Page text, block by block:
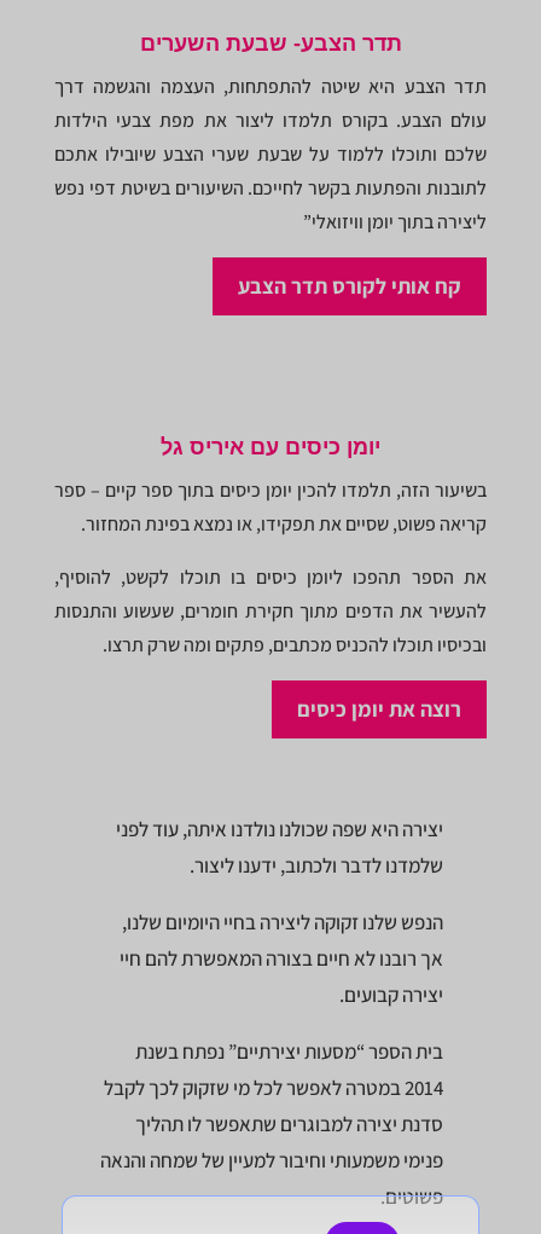
תדר הצבע- שבעת השערים
תדר הצבע היא שיטה להתפתחות, העצמה והגשמה דרך
עולם הצבע. בקורס תלמדו ליצור את מפת צבעי הילדות
שלכם ותוכלו ללמוד על שבעת שערי הצבע שיובילו אתכם
לתובנות והפתעות בקשר לחייכם. השיעורים בשיטת דפי נפש
ליצירה בתוך יומן וויזואלי”
קח אותי לקורס תדר הצבע
יומן כיסים עם איריס גל
בשיעור הזה, תלמדו להכין יומן כיסים בתוך ספר קיים – ספר
קריאה פשוט, שסיים את תפקידו, או נמצא בפינת המחזור.
את הספר תהפכו ליומן כיסים בו תוכלו לקשט, להוסיף,
להעשיר את הדפים מתוך חקירת חומרים, שעשוע והתנסות
ובכיסיו תוכלו להכניס מכתבים, פתקים ומה שרק תרצו.
רוצה את יומן כיסים
יצירה היא שפה שכולנו נולדנו איתה, עוד לפני
שלמדנו לדבר ולכתוב, ידענו ליצור.
הנפש שלנו זקוקה ליצירה בחיי היומיום שלנו,
אך רובנו לא חיים בצורה המאפשרת להם חיי
יצירה קבועים.
בית הספר “מסעות יצירתיים” נפתח בשנת
2014 במטרה לאפשר לכל מי שזקוק לכך לקבל
סדנת יצירה למבוגרים שתאפשר לו תהליך
פנימי משמעותי וחיבור למעיין של שמחה והנאה
פשוטים.